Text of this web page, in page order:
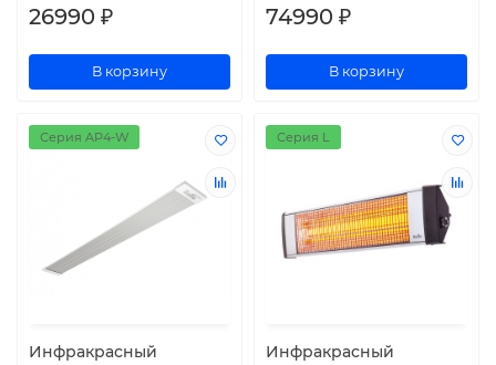
26990 ₽
В корзину
74990 ₽
В корзину
Серия AP4-W
Инфракрасный
Серия L
Инфракрасный